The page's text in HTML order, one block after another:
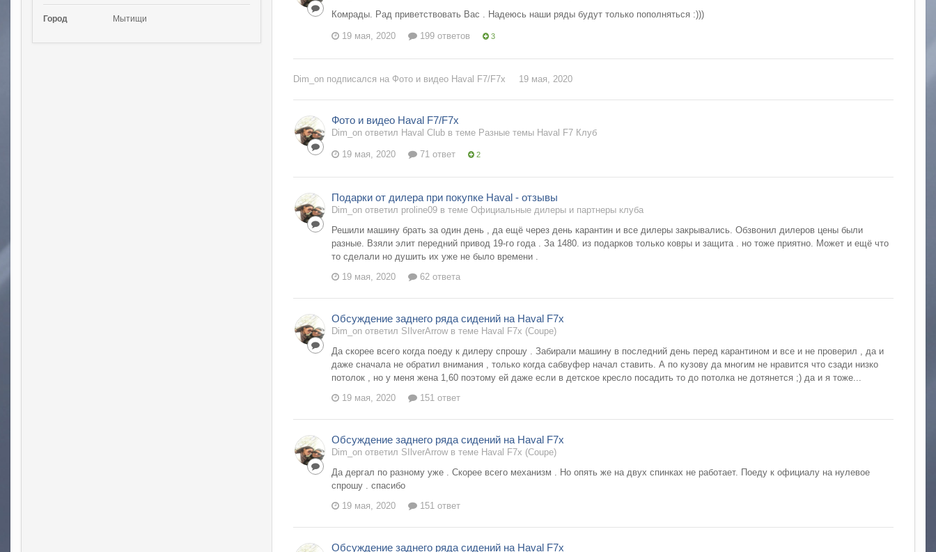
Город Мытищи
Комрады. Рад приветствовать Вас . Надеюсь наши ряды будут только пополняться :)))
19 мая, 2020 199 ответов 3
Dim_on подписался на Фото и видео Haval F7/F7x 19 мая, 2020
Фото и видео Haval F7/F7x
Dim_on ответил Haval Club в теме Разные темы Haval F7 Клуб
19 мая, 2020 71 ответ 2
Подарки от дилера при покупке Haval - отзывы
Dim_on ответил proline09 в теме Официальные дилеры и партнеры клуба
Решили машину брать за один день , да ещё через день карантин и все дилеры закрывались. Обзвонил дилеров цены были
разные. Взяли элит передний привод 19-го года . За 1480. из подарков только ковры и защита . но тоже приятно. Может и ещё что
то сделали но душить их уже не было времени .
19 мая, 2020
62 ответа
Обсуждение заднего ряда сидений на Haval F7x
Dim_on ответил SIlverArrow в теме Haval F7x (Coupe)
Да скорее всего когда поеду к дилеру спрошу . Забирали машину в последний день перед карантином и все и не проверил , да и
даже сначала не обратил внимания , только когда сабвуфер начал ставить. А по кузову да многим не нравится что сзади низко
потолок , но у меня жена 1,60 поэтому ей даже если в детское кресло посадить то до потолка не дотянется ;) да и я тоже...
19 мая, 2020
151 ответ
Обсуждение заднего ряда сидений на Haval F7x
Dim_on ответил SIlverArrow в теме Haval F7x (Coupe)
Да дергал по разному уже . Скорее всего механизм . Но опять же на двух спинках не работает. Поеду к официалу на нулевое
спрошу . спасибо
19 мая, 2020
151 ответ
Обсуждение заднего ряда сидений на Haval F7x